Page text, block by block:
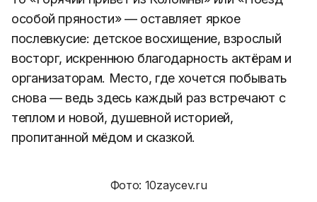
особой пряности» — оставляет яркое
послевкусие: детское восхищение, взрослый
восторг, искреннюю благодарность актёрам и
организаторам. Место, где хочется побывать
снова — ведь здесь каждый раз встречают с
теплом и новой, душевной историей,
пропитанной мёдом и сказкой.
Фото: 10zaycev.ru